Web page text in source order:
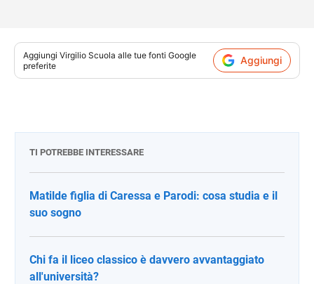
Aggiungi Virgilio Scuola alle tue fonti Google
preferite
Aggiungi
TI POTREBBE INTERESSARE
Matilde figlia di Caressa e Parodi: cosa studia e il
suo sogno
Chi fa il liceo classico è davvero avvantaggiato
all'università?